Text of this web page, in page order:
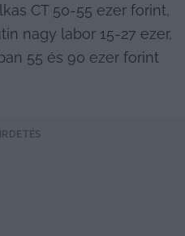
CT 50-55 ezer forint,
nagy labor 15-27 ezer,
55 és 90 ezer forint